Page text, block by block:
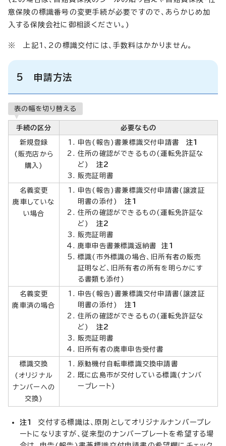
意保険の標識番号の変更手続が必要ですので、あらかじめ加
入する保険会社に御相談ください。)
※ 上記1、2の標識交付には、手数料はかかりません。
5 申請方法
表の幅を切り替える
手続の区分 必要なもの
新規登録
(販売店から
購入)
申告(報告)書兼標識交付申請書注1
住所の確認ができるもの(運転免許証な
ど) 注2
販売証明書
名義変更
廃車していな
い場合
申告(報告)書兼標識交付申請書(譲渡証
明書の添付)注1
住所の確認ができるもの(運転免許証な
ど) 注2
販売証明書
廃車申告書兼標識返納書注1
標識(市外標識の場合、旧所有者の販売
証明など、旧所有者の所有を明らかにす
る書類も添付)
名義変更
廃車済の場合
申告(報告)書兼標識交付申請書（譲渡証
明書の添付)注1
住所の確認ができるもの(運転免許証な
ど) 注2
販売証明書
旧所有者の廃車申告受付書
標識交換
(オリジナル
ナンバーへの
交換)
原動機付自転車標識交換申請書
既に広島市が交付している標識(ナンバ
ープレート)
注1
交付する標識は、原則としてオリジナルナンバープレ
ートになりますが、従来型のナンバープレートを希望する場